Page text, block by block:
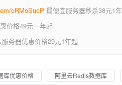
oRMoSucP 最便宜服务器秒杀38元1
价格49元一年起
服务器优惠价格29元1年起
库优惠价格 阿里云Redis数据库